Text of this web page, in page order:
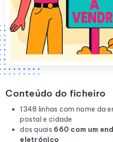
Conteúdo do ficheiro
1348 linhas com nome da
postal e cidade
dos quais 660 com um
eletrónico